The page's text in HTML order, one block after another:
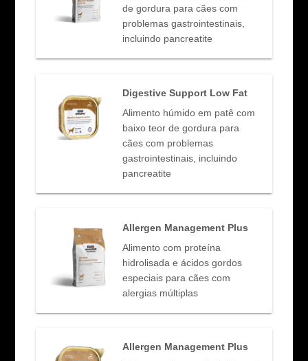
de gordura para cães com
problemas gastrointestinais,
incluindo pancreatite
Digestive Support Low Fat
Alimento húmido em patê com
baixo teor de gordura para
cães com problemas
gastrointestinais, incluindo
pancreatite
Allergen Management Plus
Alimento com proteína
hidrolisada e ácidos gordos
especiais para cães com
alergias múltiplas
Allergen Management Plus